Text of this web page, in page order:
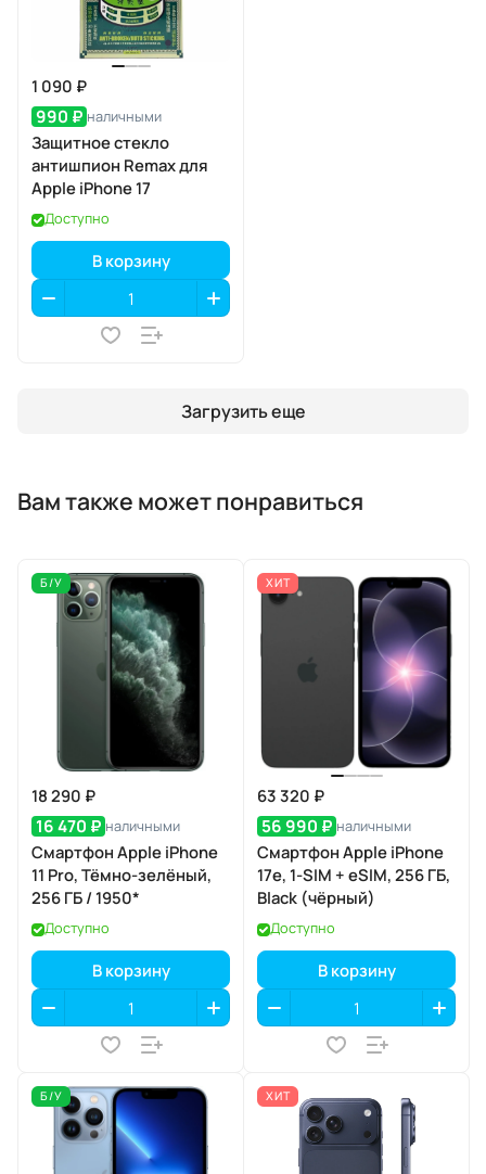
1 090 ₽
990 ₽ наличными
Защитное стекло
антишпион Remax для
Apple iPhone 17
Доступно
В корзину
Загрузить еще
Вам также может понравиться
Б/У
18 290 ₽
16 470 ₽ наличными
Смартфон Apple iPhone
11 Pro, Тёмно-зелёный,
256 ГБ / 1950*
Доступно
В корзину
ХИТ
63 320 ₽
56 990 ₽ наличными
Смартфон Apple iPhone
17e, 1-SIM + eSIM, 256 ГБ,
Black (чёрный)
Доступно
В корзину
Б/У ХИТ